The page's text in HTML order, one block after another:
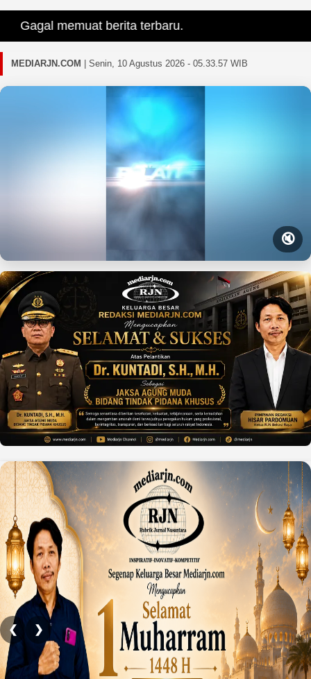
Gagal memuat berita terbaru.
MEDIARJN.COM Senin, 10 Agustus 2026 - 05.33.59 WIB
🔇
❮ ❯